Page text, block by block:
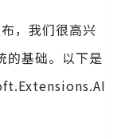
，我们很高兴
的基础。以下是